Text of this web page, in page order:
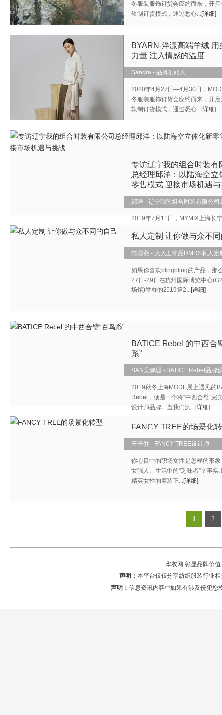
冬服装服饰订货会应约而来，开启
轨制订货模式，通过悉心...[详细]
BYARN-泮漾高端羊绒 用
力量 注入情感的温度
Sandra - 品牌创始人
2020年4月27日—4月30日，
冬服装服饰订货会应约而来，开启
轨制订货模式，通过悉心...[详细]
专访辽宁我的组合时装有
总经理邱洋：以陆海空立
零售模式 迎接市场机遇
邱洋 - 辽宁我的组合时装有限公司
2019年7月11日，MYMIX上海长
的组合时装有限公司总经...[详细]
私人定制 让你做与众不
陈彩燕 - 大大王饰品DMDS私人定
如果你喜欢blingbling的产品，那
27日-29日在杭州国际博览中心
场馆)举办的2019第2...[详细]
BATICE Rebel 的中西合
系”
SAN吴佩珊 - BATICE Rebel品牌
2019秋冬上海MODE展上遇见的
Rebel，便是一个将“中西合璧”完
设计师品牌。当我们沉...[详细]
FANCY TREE的场景化
王子乔 - FANCY TREE设计师
你心目中的职场女性是怎样的形象
女强人、生活中的“乏味者”？事实
精英女性的着装正...[详细]
1 2
华衣网 彰显品牌价
声明： 本平台仅仅分享纺织服装行业
声明： 信息资讯内容中如果有涉及侵犯您